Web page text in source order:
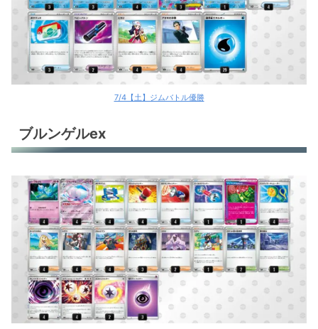
フーディン
フーディン
メガルカリオex
メタングバレット
7/4【土】ジムバトル優勝
ブルンゲルex